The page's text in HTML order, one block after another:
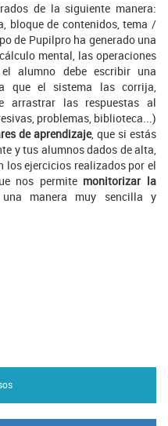
de la siguiente manera:
bloque de contenidos, tema /
de Pupilpro ha generado una
mental, las operaciones
alumno debe escribir una
que el sistema las corrija,
arrastrar las respuestas al
problemas, biblioteca...)
de aprendizaje, que si estás
y tus alumnos dados de alta,
los ejercicios realizados por el
nos permite monitorizar la
manera muy sencilla y